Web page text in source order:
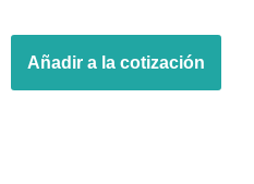
Añadir a la cotización